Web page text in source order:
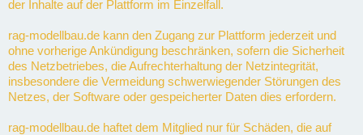
der Inhalte auf der Plattform im Einzelfall.
rag-modellbau.de kann den Zugang zur Plattform jederzeit und
ohne vorherige Ankündigung beschränken, sofern die Sicherheit
des Netzbetriebes, die Aufrechterhaltung der Netzintegrität,
insbesondere die Vermeidung schwerwiegender Störungen des
Netzes, der Software oder gespeicherter Daten dies erfordern.
rag-modellbau.de haftet dem Mitglied nur für Schäden, die auf